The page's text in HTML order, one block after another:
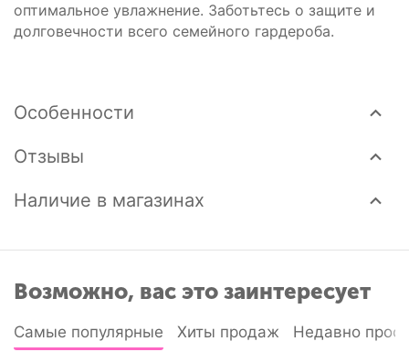
оптимальное увлажнение. Заботьтесь о защите и
долговечности всего семейного гардероба.
Особенности
Отзывы
Наличие в магазинах
Возможно, вас это заинтересует
Самые популярные Хиты продаж Недавно